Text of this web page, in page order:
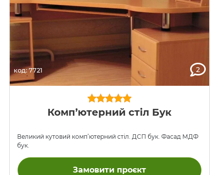
код: 7721 2
Комп’ютерний стіл Бук
Великий кутовий комп’ютерний стіл. ДСП бук. Фасад МДФ
бук.
Замовити проєкт